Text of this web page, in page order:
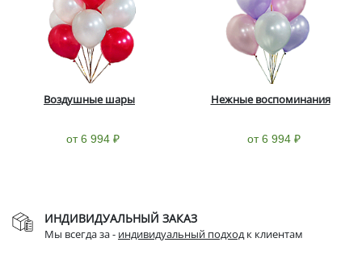
Воздушные шары
от 6 994 ₽
Нежные воспоминания
от 6 994 ₽
ИНДИВИДУАЛЬНЫЙ ЗАКАЗ
Мы всегда за - индивидуальный подходк клиентам